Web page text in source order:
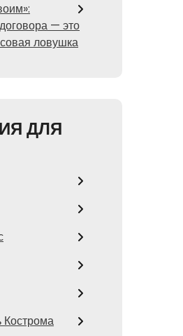
— это
ловушка
ДЛЯ
Кострома